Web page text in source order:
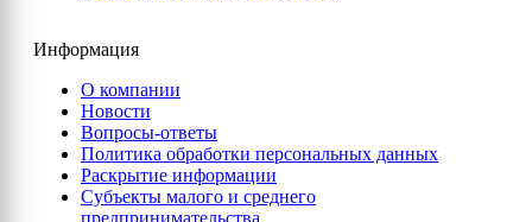
Информация
О компании
Новости
Вопросы-ответы
Политика обработки персональных данных
Раскрытие информации
Субъекты малого и среднего
предпринимательства